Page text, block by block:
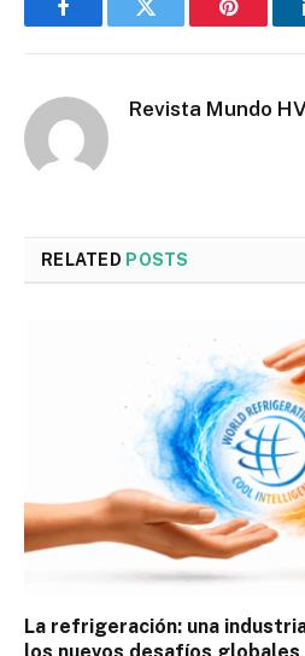
FacebookTwitter Pinterest
Revista Mundo
RELATED POSTS
La refrigeración: una